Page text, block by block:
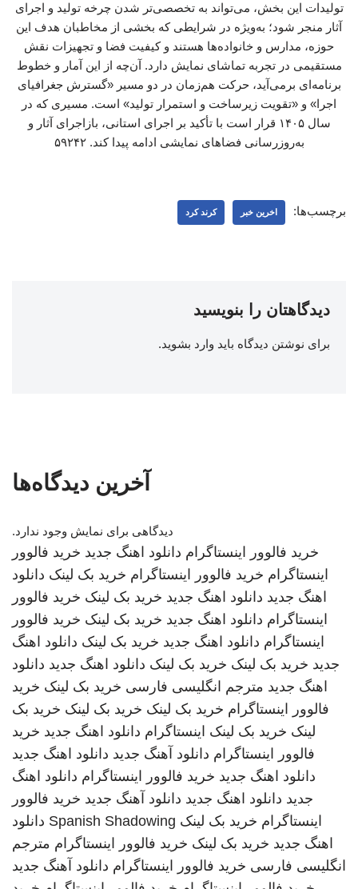
تولیدات این بخش، می‌تواند به تخصصی‌تر شدن چرخه تولید و اجرای
آثار منجر شود؛ به‌ویژه در شرایطی که بخشی از مخاطبان هدف این
حوزه، مدارس و خانواده‌ها هستند و کیفیت فضا و تجهیزات نقش
مستقیمی در تجربه تماشای نمایش دارد. آن‌چه از این آمار و خطوط
برنامه‌ای برمی‌آید، حرکت هم‌زمان در دو مسیر «گسترش جغرافیای
اجرا» و «تقویت زیرساخت و استمرار تولید» است. مسیری که در
سال ۱۴۰۵ قرار است با تأکید بر اجرای استانی، بازاجرای آثار و
به‌روزرسانی فضاهای نمایشی ادامه پیدا کند. ۵۹۲۴۲
برچسب‌ها: اخرین خبر کرند کرد
دیدگاهتان را بنویسید
برای نوشتن دیدگاه باید وارد بشوید.
آخرین دیدگاه‌ها
دیدگاهی برای نمایش وجود ندارد.
خرید فالوور اینستاگرام دانلود اهنگ جدید خرید فالوور
اینستاگرام خرید فالوور اینستاگرام خرید بک لینک دانلود
اهنگ جدید دانلود اهنگ جدید خرید بک لینک خرید فالوور
اینستاگرام دانلود اهنگ جدید خرید بک لینک خرید فالوور
اینستاگرام دانلود اهنگ جدید خرید بک لینک دانلود اهنگ
جدید خرید بک لینک خرید بک لینک دانلود اهنگ جدید دانلود
اهنگ جدید مترجم انگلیسی فارسی خرید بک لینک خرید
فالوور اینستاگرام خرید بک لینک خرید بک لینک خرید بک
لینک خرید بک لینک اینستاگرام دانلود اهنگ جدید خرید
فالوور اینستاگرام دانلود آهنگ جدید دانلود اهنگ جدید
دانلود اهنگ جدید خرید فالوور اینستاگرام دانلود اهنگ
جدید دانلود اهنگ جدید دانلود آهنگ جدید خرید فالوور
اینستاگرام خرید بک لینک Spanish Shadowing دانلود
اهنگ جدید خرید بک لینک خرید فالوور اینستاگرام مترجم
انگلیسی فارسی خرید فالوور اینستاگرام دانلود آهنگ جدید